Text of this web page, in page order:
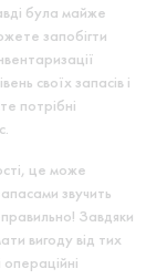
була майже
запобігти
своїх запасів і
потрібні
це може
звучить
Завдяки
вигоду від тих